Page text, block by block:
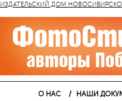
ИЗДАТЕЛЬСКИЙ ДОМ НОВОСИБИРСКОЙ
О НАС НАШИ